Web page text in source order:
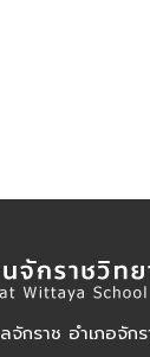
กราช อำเภอจัก